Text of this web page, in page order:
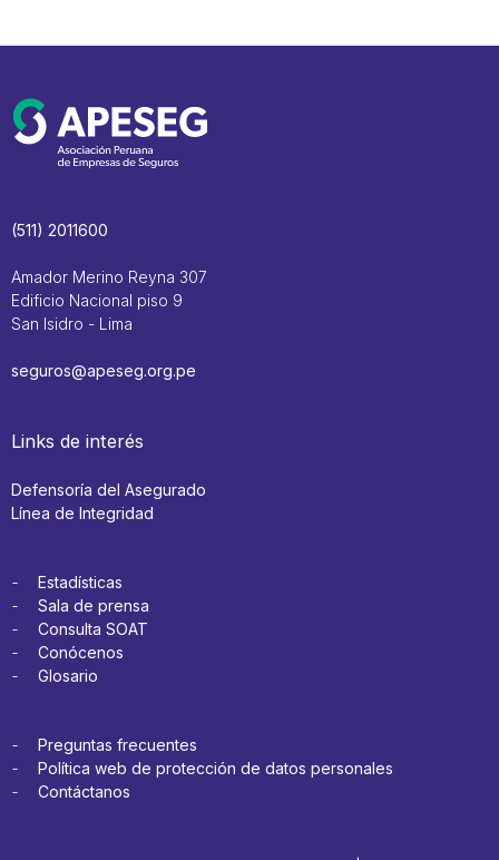
(511) 2011600
Amador Merino Reyna 307
Edificio Nacional piso 9
San Isidro - Lima
seguros@apeseg.org.pe
Links de interés
Defensoría del Asegurado
Línea de Integridad
Estadísticas
Sala de prensa
Consulta SOAT
Conócenos
Glosario
Preguntas frecuentes
Política web de protección de datos personales
Contáctanos